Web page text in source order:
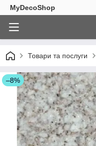
MyDecoShop
Товари та послуги
–8%